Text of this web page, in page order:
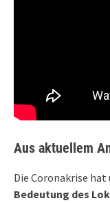
Aus aktuellem
Die Coronakrise
Bedeutung des